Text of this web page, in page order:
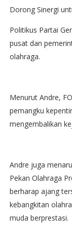
Dorong Sinergi
Politikus Partai
pusat dan
olahraga.
Menurut Andre,
pemangku
mengembalikan
Andre juga
Pekan Olahraga
berharap ajang
kebangkitan
muda berprestasi.